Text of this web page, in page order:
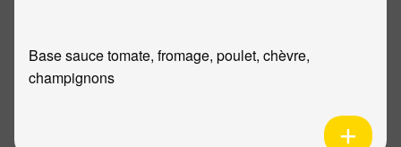
Base sauce tomate, fromage, poulet, chèvre,
champignons